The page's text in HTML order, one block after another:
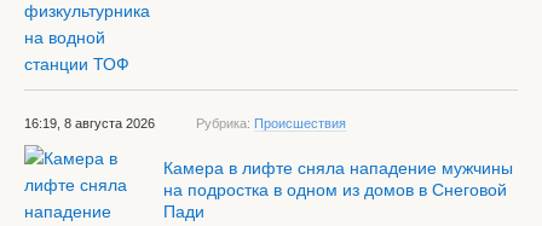
16:19, 8 августа 2026 Рубрика: Происшествия
Камера в лифте сняла нападение мужчины
на подростка в одном из домов в Снеговой
Пади